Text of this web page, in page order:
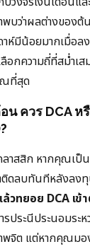
บว่าผลต่างของต้
าห์มีน้อยมากเมื่อล
อกความถี่ที่สม่ำเส
ณที่สุด
น ควร DCA ห
ลาสสิก หากคุณเป็
ติดลบทันทีหลังลง
วทยอย DCA เข้
ประนีประนอมระ
พจิต แต่หากคุณมอ